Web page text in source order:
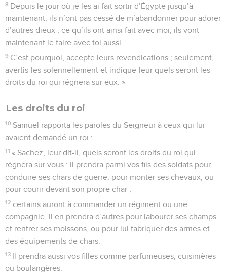
8 Depuis le jour où je les ai fait sortir d’Égypte jusqu’à
maintenant, ils n’ont pas cessé de m’abandonner pour adorer
d’autres dieux ; ce qu’ils ont ainsi fait avec moi, ils vont
maintenant le faire avec toi aussi.
9 C’est pourquoi, accepte leurs revendications ; seulement,
avertis-les solennellement et indique-leur quels seront les
droits du roi qui régnera sur eux. »
Les droits du roi
10 Samuel rapporta les paroles du Seigneur à ceux qui lui
avaient demandé un roi :
11 « Sachez, leur dit-il, quels seront les droits du roi qui
régnera sur vous : Il prendra parmi vos fils des soldats pour
conduire ses chars de guerre, pour monter ses chevaux, ou
pour courir devant son propre char ;
12 certains auront à commander un régiment ou une
compagnie. Il en prendra d’autres pour labourer ses champs
et rentrer ses moissons, ou pour lui fabriquer des armes et
des équipements de chars.
13 Il prendra aussi vos filles comme parfumeuses, cuisinières
ou boulangères.